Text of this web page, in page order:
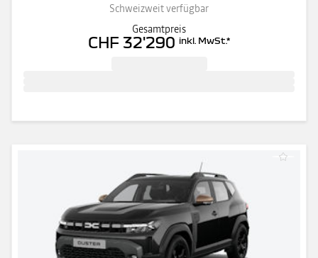
Schweizweit verfügbar
Gesamtpreis
CHF 32'290 inkl. MwSt.*